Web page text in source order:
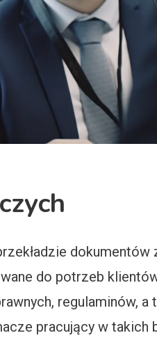
dokumentów
do potrzeb
regulaminów, a
pracujący w takich